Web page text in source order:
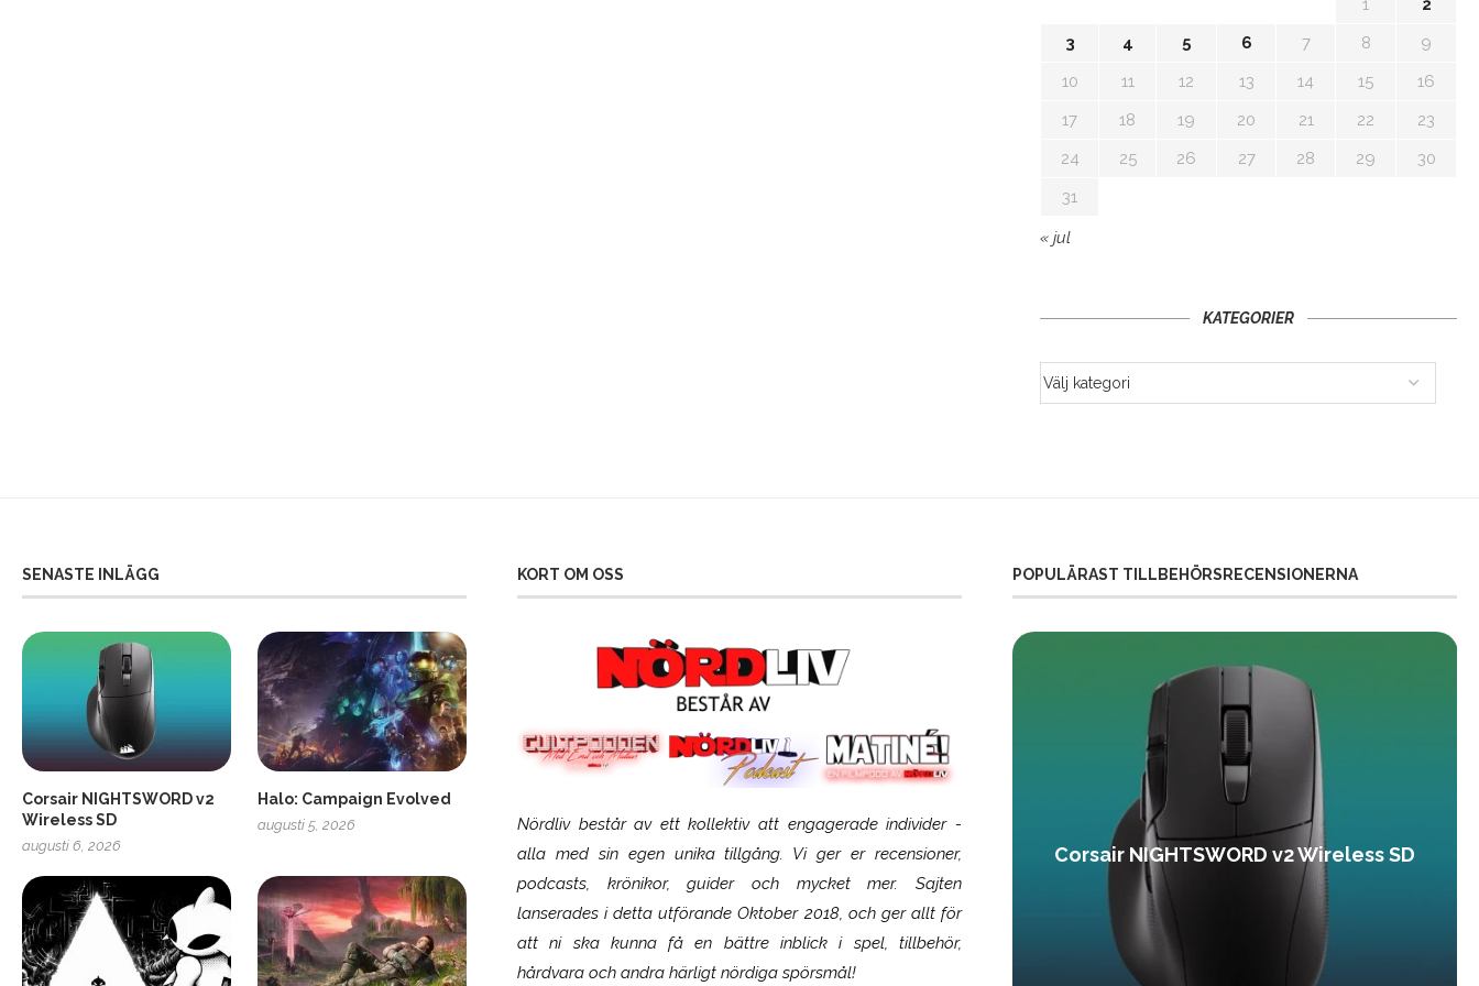
1
2
3
4 5 6 7 8
9
10
11 12 13 14 15
16
17
18 19 20 21 22
23
24
25 26 27 28 29
30
31
« jul
KATEGORIER
SENASTE INLÄGG
Corsair NIGHTSWORD v2
Wireless SD
augusti 6, 2026
Halo: Campaign Evolved
augusti 5, 2026
KORT OM OSS
Nördliv består av ett kollektiv att engagerade individer -
alla med sin egen unika tillgång. Vi ger er recensioner,
podcasts, krönikor, guider och mycket mer. Sajten
lanserades i detta utförande Oktober 2018, och ger allt för
att ni ska kunna få en bättre inblick i spel, tillbehör,
hårdvara och andra härligt nördiga spörsmål!
POPULÄRAST TILLBEHÖRSRECENSIONERNA
SCUF Gaming Omega Corsair NIGHTSWORD v2 Wireless SD